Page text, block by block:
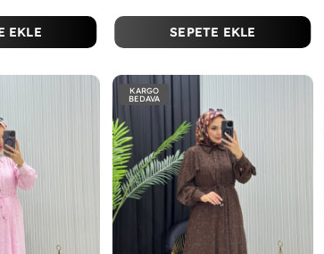
EKLE SEPETE EKLE
KARGO
BEDAVA